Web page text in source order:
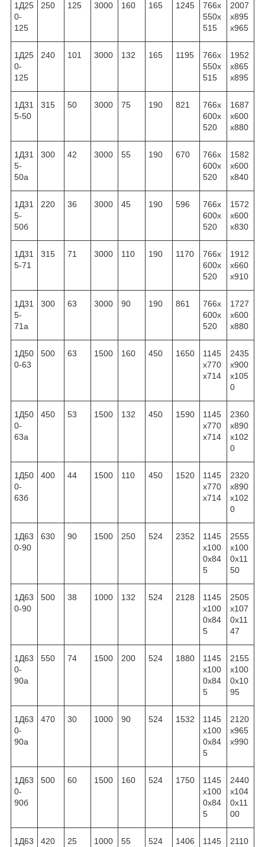
1Д25
0-
125
250 125 3000 160 165 1245
766x
550x
515
2007
x895
x965
1Д25
0-
125
240 101 3000 132 165 1195
766x
550x
515
1952
x865
x895
1Д31
5-50
315 50 3000 75 190 821
766x
600x
520
1687
x600
x880
1Д31
5-
50а
300 42 3000 55 190 670
766x
600x
520
1582
x600
x840
1Д31
5-
50б
220 36 3000 45 190 596
766x
600x
520
1572
x600
x830
1Д31
5-71
315 71 3000 110 190 1170
766x
600x
520
1912
x660
x910
1Д31
5-
71а
300 63 3000 90 190 861
766x
600x
520
1727
x600
x880
1Д50
0-63
500 63 1500 160 450 1650
1145
x770
x714
2435
x900
x105
0
1Д50
0-
63а
450 53 1500 132 450 1590
1145
x770
x714
2360
x890
x102
0
1Д50
0-
63б
400 44 1500 110 450 1520
1145
x770
x714
2320
x890
x102
0
1Д63
0-90
630 90 1500 250 524 2352
1145
x100
0x84
5
2555
x100
0x11
50
1Д63
0-90
500 38 1000 132 524 2128
1145
x100
0x84
5
2505
x107
0x11
47
1Д63
0-
90а
550 74 1500 200 524 1880
1145
x100
0x84
5
2155
x100
0x10
95
1Д63
0-
90а
470 30 1000 90 524 1532
1145
x100
0x84
5
2120
x965
x990
1Д63
0-
90б
500 60 1500 160 524 1750
1145
x100
0x84
5
2440
x104
0x11
00
1Д63
420 25 1000 55 524 1406
1145
2110